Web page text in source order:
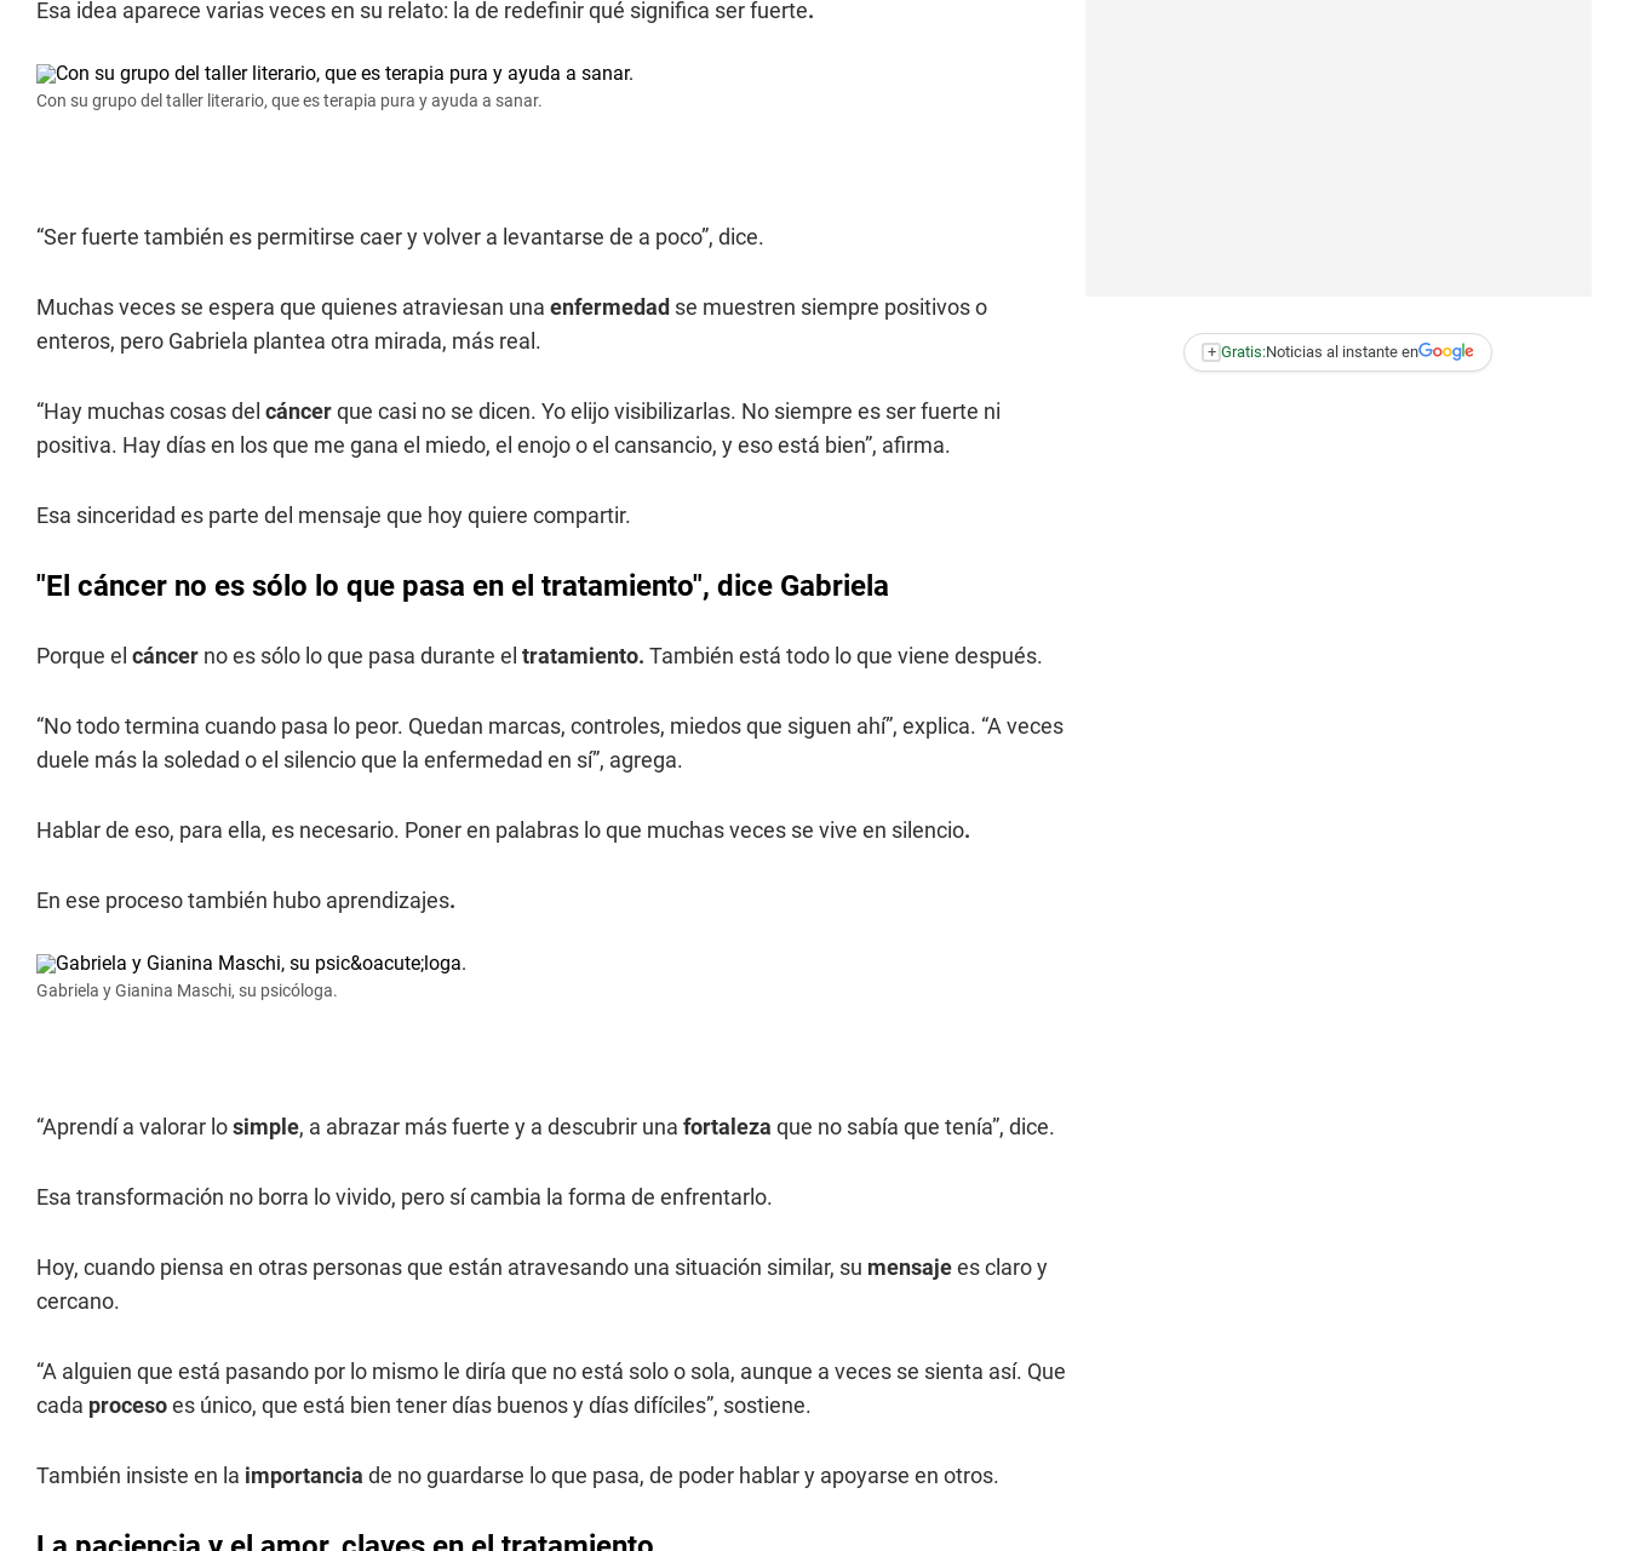
Esa idea aparece varias veces en su relato: la de redefinir qué significa ser fuerte.
Con su grupo del taller literario, que es terapia pura y ayuda a sanar.
“Ser fuerte también es permitirse caer y volver a levantarse de a poco”, dice.
Muchas veces se espera que quienes atraviesan una enfermedad se muestren siempre positivos o
enteros, pero Gabriela plantea otra mirada, más real.
“Hay muchas cosas del cáncerque casi no se dicen. Yo elijo visibilizarlas. No siempre es ser fuerte ni
positiva. Hay días en los que me gana el miedo, el enojo o el cansancio, y eso está bien”, afirma.
Esa sinceridad es parte del mensaje que hoy quiere compartir.
"El cáncer no es sólo lo que pasa en el tratamiento", dice Gabriela
Porque el cáncer no es sólo lo que pasa durante el tratamiento. También está todo lo que viene después.
“No todo termina cuando pasa lo peor. Quedan marcas, controles, miedos que siguen ahí”, explica. “A veces
duele más la soledad o el silencio que la enfermedad en sí”, agrega.
Hablar de eso, para ella, es necesario. Poner en palabras lo que muchas veces se vive en silencio.
En ese proceso también hubo aprendizajes.
Gabriela y Gianina Maschi, su psicóloga.
“Aprendí a valorar losimple, a abrazar más fuerte y a descubrir una fortaleza que no sabía que tenía”, dice.
Esa transformación no borra lo vivido, pero sí cambia la forma de enfrentarlo.
Hoy, cuando piensa en otras personas que están atravesando una situación similar, su mensajees claro y
cercano.
“A alguien que está pasando por lo mismo le diría que no está solo o sola, aunque a veces se sienta así. Que
cada procesoes único, que está bien tener días buenos y días difíciles”, sostiene.
También insiste en la importancia de no guardarse lo que pasa, de poder hablar y apoyarse en otros.
+ Gratis:Noticias al instante en